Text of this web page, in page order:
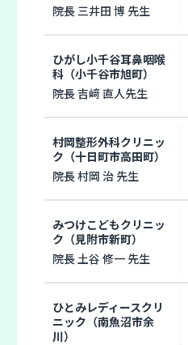
院長 三井田 博 先生
ひがし小千谷耳鼻咽喉
科（小千谷市旭町）
院長 吉﨑 直人先生
村岡整形外科クリニッ
ク（十日町市高田町）
院長 村岡 治 先生
みつけこどもクリニッ
ク（見附市新町）
院長 土谷 修一 先生
ひとみレディースクリ
ニック（南魚沼市余
川）